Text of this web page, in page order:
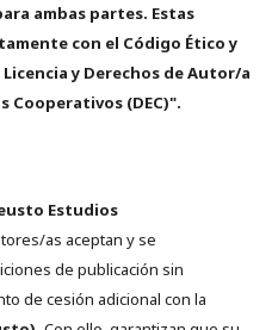
ambas partes. Estas
con el Código Ético y
y Derechos de Autor/a
Cooperativos (DEC)".
Estudios
as aceptan y se
de publicación sin
de cesión adicional con la